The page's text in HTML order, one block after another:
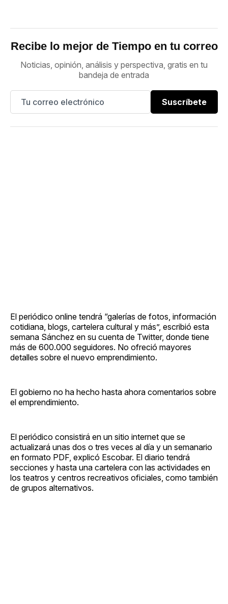
Recibe lo mejor de Tiempo en tu correo
Noticias, opinión, análisis y perspectiva, gratis en tu
bandeja de entrada
Suscríbete
El periódico online tendrá “galerías de fotos, información
cotidiana, blogs, cartelera cultural y más”, escribió esta
semana Sánchez en su cuenta de Twitter, donde tiene
más de 600.000 seguidores. No ofreció mayores
detalles sobre el nuevo emprendimiento.
El gobierno no ha hecho hasta ahora comentarios sobre
el emprendimiento.
El periódico consistirá en un sitio internet que se
actualizará unas dos o tres veces al día y un semanario
en formato PDF, explicó Escobar. El diario tendrá
secciones y hasta una cartelera con las actividades en
los teatros y centros recreativos oficiales, como también
de grupos alternativos.